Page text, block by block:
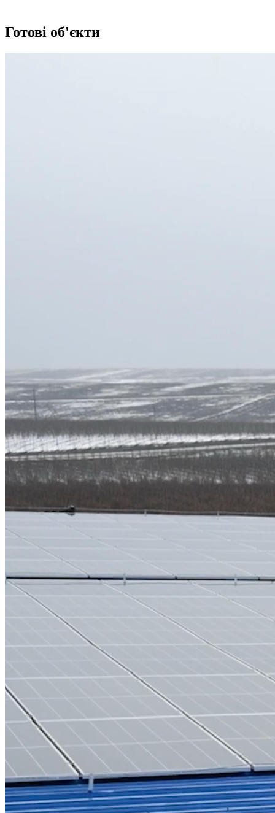
Готові об'єкти